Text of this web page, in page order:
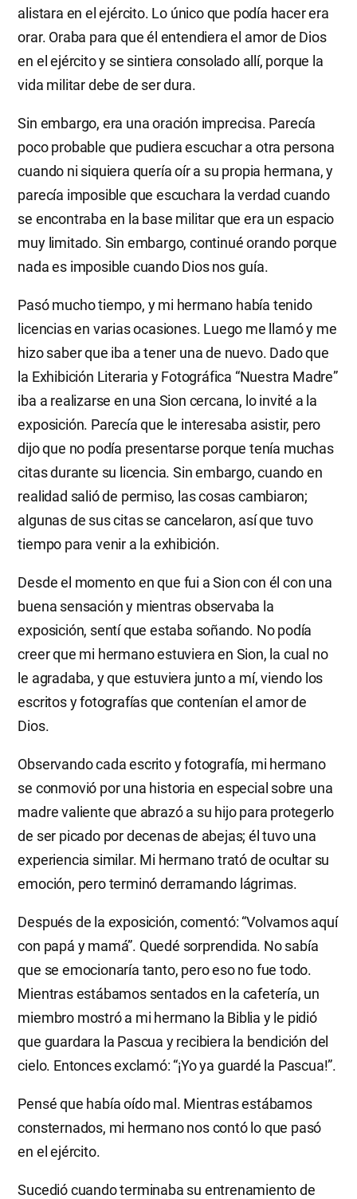
alistara en el ejército. Lo único que podía hacer era
orar. Oraba para que él entendiera el amor de Dios
en el ejército y se sintiera consolado allí, porque la
vida militar debe de ser dura.
Sin embargo, era una oración imprecisa. Parecía
poco probable que pudiera escuchar a otra persona
cuando ni siquiera quería oír a su propia hermana, y
parecía imposible que escuchara la verdad cuando
se encontraba en la base militar que era un espacio
muy limitado. Sin embargo, continué orando porque
nada es imposible cuando Dios nos guía.
Pasó mucho tiempo, y mi hermano había tenido
licencias en varias ocasiones. Luego me llamó y me
hizo saber que iba a tener una de nuevo. Dado que
la Exhibición Literaria y Fotográfica “Nuestra Madre”
iba a realizarse en una Sion cercana, lo invité a la
exposición. Parecía que le interesaba asistir, pero
dijo que no podía presentarse porque tenía muchas
citas durante su licencia. Sin embargo, cuando en
realidad salió de permiso, las cosas cambiaron;
algunas de sus citas se cancelaron, así que tuvo
tiempo para venir a la exhibición.
Desde el momento en que fui a Sion con él con una
buena sensación y mientras observaba la
exposición, sentí que estaba soñando. No podía
creer que mi hermano estuviera en Sion, la cual no
le agradaba, y que estuviera junto a mí, viendo los
escritos y fotografías que contenían el amor de
Dios.
Observando cada escrito y fotografía, mi hermano
se conmovió por una historia en especial sobre una
madre valiente que abrazó a su hijo para protegerlo
de ser picado por decenas de abejas; él tuvo una
experiencia similar. Mi hermano trató de ocultar su
emoción, pero terminó derramando lágrimas.
Después de la exposición, comentó: “Volvamos aquí
con papá y mamá”. Quedé sorprendida. No sabía
que se emocionaría tanto, pero eso no fue todo.
Mientras estábamos sentados en la cafetería, un
miembro mostró a mi hermano la Biblia y le pidió
que guardara la Pascua y recibiera la bendición del
cielo. Entonces exclamó: “¡Yo ya guardé la Pascua!”.
Pensé que había oído mal. Mientras estábamos
consternados, mi hermano nos contó lo que pasó
en el ejército.
Sucedió cuando terminaba su entrenamiento de